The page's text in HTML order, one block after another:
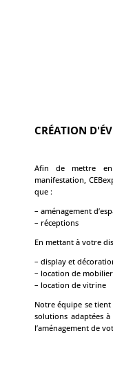
CRÉATION
Afin de mettre
manifestation,
que :
– aménagement
– réceptions
En mettant à votre
– display et
– location de mobilier
– location de vitrine
Notre équipe se
solutions adaptées
l’aménagement de